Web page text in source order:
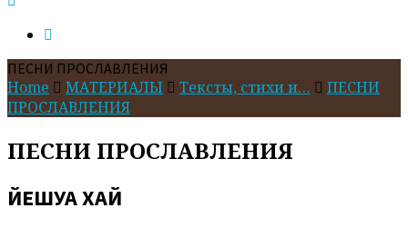
ПЕСНИ ПРОСЛАВЛЕНИЯ
Home МАТЕРИАЛЫ Тексты, стихи и…
ПЕСНИ
ПРОСЛАВЛЕНИЯ
ПЕСНИ ПРОСЛАВЛЕНИЯ
ЙЕШУА ХАЙ